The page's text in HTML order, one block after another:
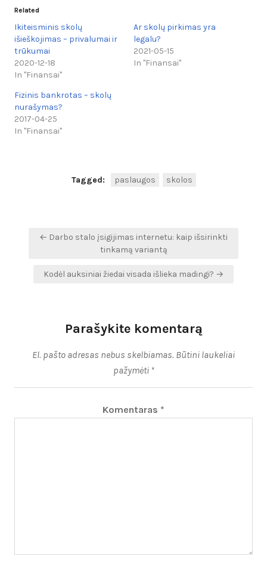
Related
Ikiteisminis skolų
išieškojimas – privalumai ir
trūkumai
2020-12-18
In "Finansai"
Ar skolų pirkimas yra
legalu?
2021-05-15
In "Finansai"
Fizinis bankrotas – skolų
nurašymas?
2017-04-25
In "Finansai"
Tagged: paslaugos skolos
Navigacija
← Darbo stalo įsigijimas internetu: kaip išsirinkti
tinkamą variantą
Kodėl auksiniai žiedai visada išlieka madingi? →
Parašykite komentarą
El. pašto adresas nebus skelbiamas. Būtini laukeliai
pažymėti *
Komentaras *